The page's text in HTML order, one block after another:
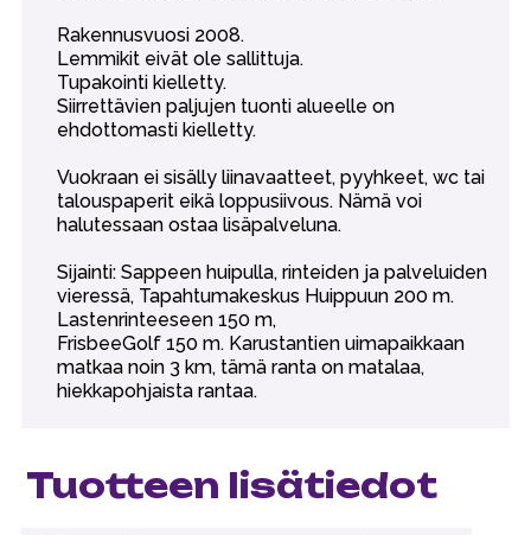
Rakennusvuosi 2008.
Lemmikit eivät ole sallittuja.
Tupakointi kielletty.
Siirrettävien paljujen tuonti alueelle on
ehdottomasti kielletty.
Vuokraan ei sisälly liinavaatteet, pyyhkeet, wc tai
talouspaperit eikä loppusiivous. Nämä voi
halutessaan ostaa lisäpalveluna.
Sijainti: Sappeen huipulla, rinteiden ja palveluiden
vieressä, Tapahtumakeskus Huippuun 200 m.
Lastenrinteeseen 150 m,
FrisbeeGolf 150 m. Karustantien uimapaikkaan
matkaa noin 3 km, tämä ranta on matalaa,
hiekkapohjaista rantaa.
Tuotteen lisätiedot